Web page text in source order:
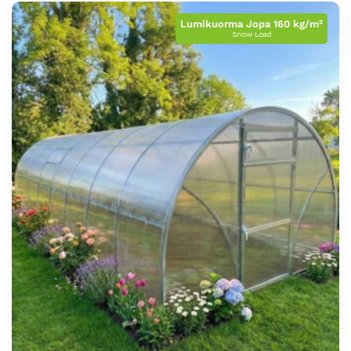
Lumikuorma Jopa 160 kg/m²
Snow Load